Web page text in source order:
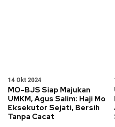
14 Okt 2024
MO-BJS Siap Majukan
UMKM, Agus Salim: Haji Mo
Eksekutor Sejati, Bersih
Tanpa Cacat